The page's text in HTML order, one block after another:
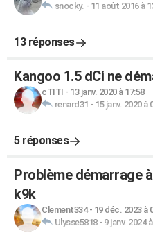
snocky. - 11 août 2016 à
13 réponses
Kangoo 1.5 dCi ne
cTITI - 13 janv. 2020 à 17:58
renard31 - 15 janv. 2020 à
5 réponses
Problème démarrage
k9k
Clement334- 19 déc. 2023 à
Ulysse5818- 9 janv. 2024